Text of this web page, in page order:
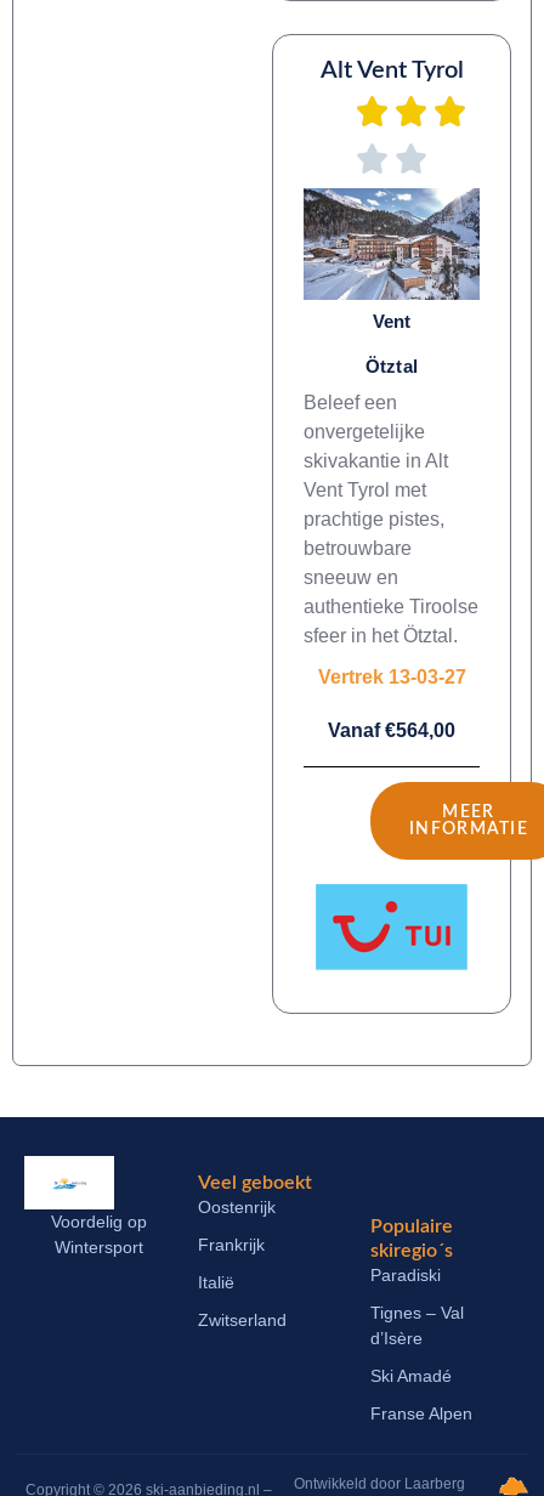
Alt Vent Tyrol
Vent
Ötztal
Beleef een
onvergetelijke
skivakantie in Alt
Vent Tyrol met
prachtige pistes,
betrouwbare
sneeuw en
authentieke Tiroolse
sfeer in het Ötztal.
Vertrek 13-03-27
Vanaf €564,00
MEER
INFORMATIE
Voordelig op
Wintersport
Veel geboekt
Oostenrijk
Frankrijk
Italië
Zwitserland
Populaire
skiregio´s
Paradiski
Tignes – Val
d’Isère
Ski Amadé
Franse Alpen
Copyright © 2026 ski-aanbieding.nl –
Ontwikkeld door Laarberg